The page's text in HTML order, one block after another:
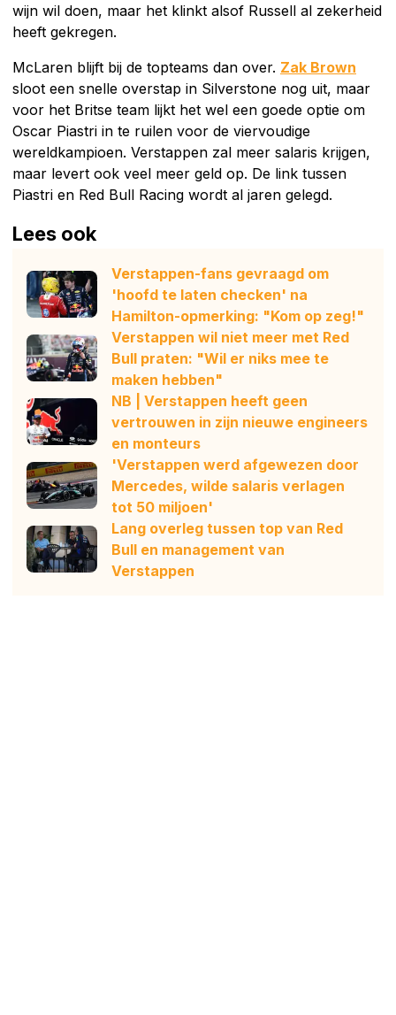
wijn wil doen, maar het klinkt alsof Russell al zekerheid
heeft gekregen.
McLaren blijft bij de topteams dan over. Zak Brown
sloot een snelle overstap in Silverstone nog uit, maar
voor het Britse team lijkt het wel een goede optie om
Oscar Piastri in te ruilen voor de viervoudige
wereldkampioen. Verstappen zal meer salaris krijgen,
maar levert ook veel meer geld op. De link tussen
Piastri en Red Bull Racing wordt al jaren gelegd.
Lees ook
Verstappen-fans gevraagd om
'hoofd te laten checken' na
Hamilton-opmerking: "Kom op zeg!"
Verstappen wil niet meer met Red
Bull praten: "Wil er niks mee te
maken hebben"
NB | Verstappen heeft geen
vertrouwen in zijn nieuwe engineers
en monteurs
'Verstappen werd afgewezen door
Mercedes, wilde salaris verlagen
tot 50 miljoen'
Lang overleg tussen top van Red
Bull en management van
Verstappen